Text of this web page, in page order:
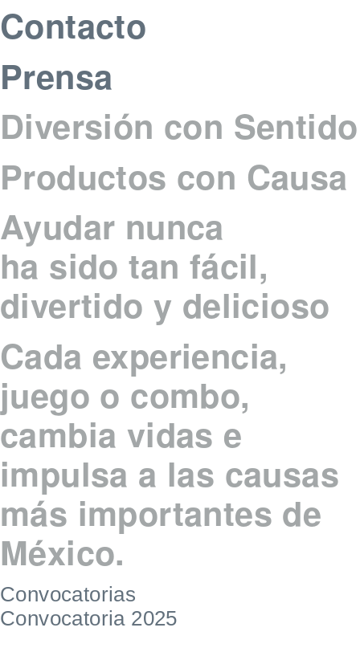
Contacto
Prensa
Diversión con Sentido
Productos con Causa
Ayudar nunca
ha sido tan fácil,
divertido y delicioso
Cada experiencia,
juego o combo,
cambia vidas e
impulsa a las causas
más importantes de
México.
Convocatorias
Convocatoria 2025